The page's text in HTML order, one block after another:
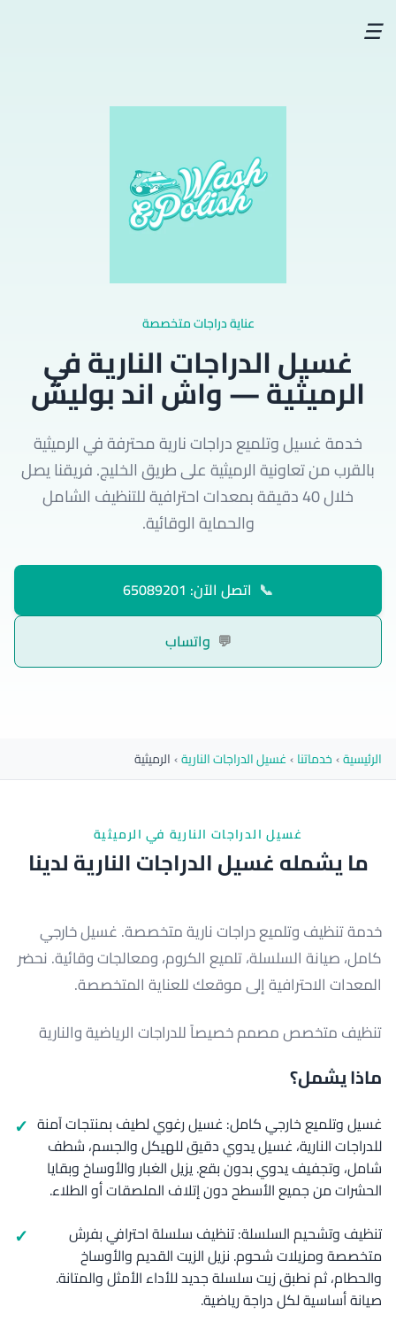
☰
عناية دراجات متخصصة
غسيل الدراجات النارية في
الرميثية — واش اند بوليش
خدمة غسيل وتلميع دراجات نارية محترفة في الرميثية
بالقرب من تعاونية الرميثية على طريق الخليج. فريقنا يصل
خلال 40 دقيقة بمعدات احترافية للتنظيف الشامل
والحماية الوقائية.
📞 اتصل الآن: 65089201
💬 واتساب
الرئيسية›خدماتنا›غسيل الدراجات النارية›الرميثية
غسيل الدراجات النارية في الرميثية
ما يشمله غسيل الدراجات النارية لدينا
خدمة تنظيف وتلميع دراجات نارية متخصصة. غسيل خارجي
كامل، صيانة السلسلة، تلميع الكروم، ومعالجات وقائية. نحضر
المعدات الاحترافية إلى موقعك للعناية المتخصصة.
تنظيف متخصص مصمم خصيصاً للدراجات الرياضية والنارية
ماذا يشمل؟
غسيل وتلميع خارجي كامل: غسيل رغوي لطيف بمنتجات آمنة
للدراجات النارية، غسيل يدوي دقيق للهيكل والجسم، شطف
شامل، وتجفيف يدوي بدون بقع. يزيل الغبار والأوساخ وبقايا
الحشرات من جميع الأسطح دون إتلاف الملصقات أو الطلاء.
تنظيف وتشحيم السلسلة: تنظيف سلسلة احترافي بفرش
متخصصة ومزيلات شحوم. نزيل الزيت القديم والأوساخ
والحطام، ثم نطبق زيت سلسلة جديد للأداء الأمثل والمتانة.
صيانة أساسية لكل دراجة رياضية.